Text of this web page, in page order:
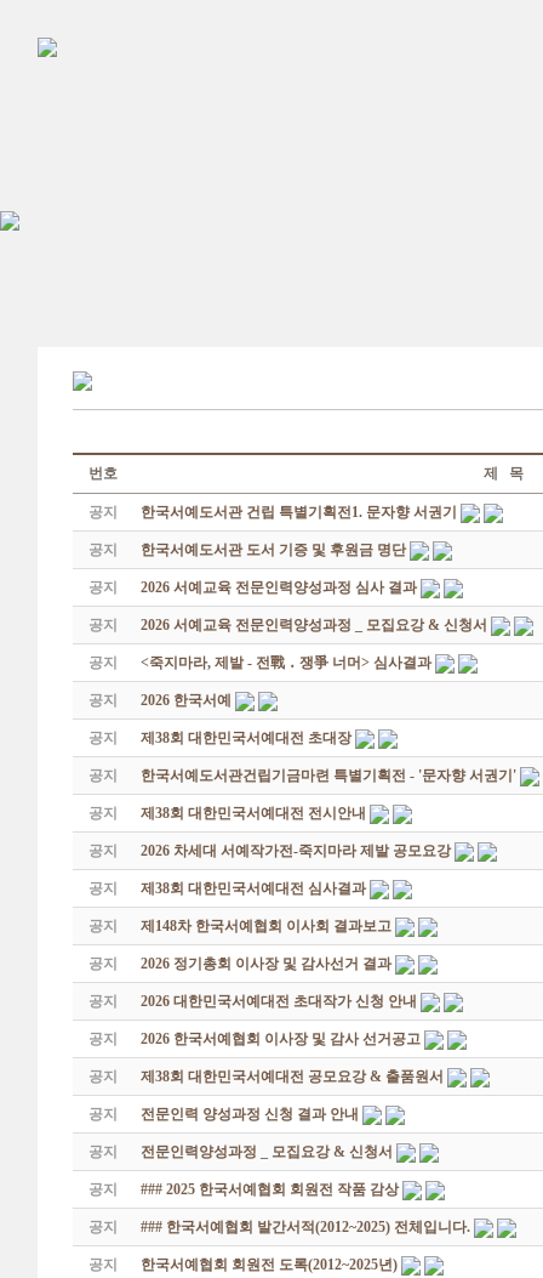
번호 제 목
공지 한국서예도서관 건립 특별기획전1. 문자향 서권기
공지 한국서예도서관 도서 기증 및 후원금 명단
공지 2026 서예교육 전문인력양성과정 심사 결과
공지 2026 서예교육 전문인력양성과정 _ 모집요강 & 신청서
공지 <죽지마라, 제발 - 전戰 ․ 쟁爭 너머> 심사결과
공지 2026 한국서예
공지 제38회 대한민국서예대전 초대장
공지 한국서예도서관건립기금마련 특별기획전 - '문자향 서권기'
공지 제38회 대한민국서예대전 전시안내
공지 2026 차세대 서예작가전-죽지마라 제발 공모요강
공지 제38회 대한민국서예대전 심사결과
공지 제148차 한국서예협회 이사회 결과보고
공지 2026 정기총회 이사장 및 감사선거 결과
공지 2026 대한민국서예대전 초대작가 신청 안내
공지 2026 한국서예협회 이사장 및 감사 선거공고
공지 제38회 대한민국서예대전 공모요강 & 출품원서
공지 전문인력 양성과정 신청 결과 안내
공지 전문인력양성과정 _ 모집요강 & 신청서
공지 ### 2025 한국서예협회 회원전 작품 감상
공지 ### 한국서예협회 발간서적(2012~2025) 전체입니다.
공지 한국서예협회 회원전 도록(2012~2025년)